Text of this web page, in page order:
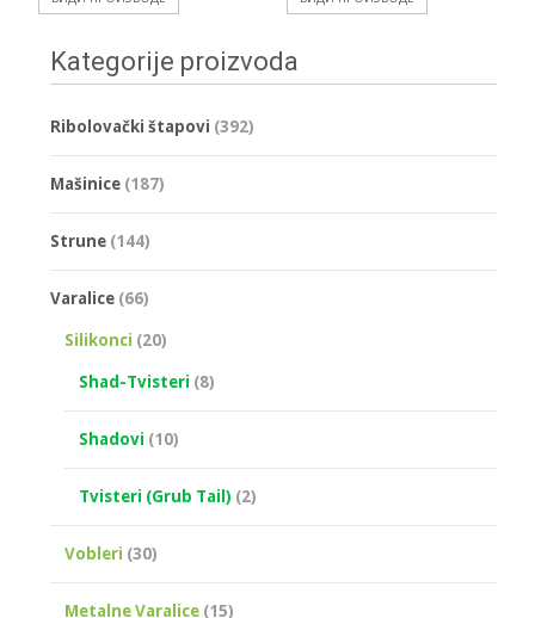
Kategorije proizvoda
Ribolovački štapovi (392)
Mašinice (187)
Strune (144)
Varalice (66)
Silikonci (20)
Shad-Tvisteri (8)
Shadovi (10)
Tvisteri (Grub Tail) (2)
Vobleri (30)
Metalne Varalice (15)